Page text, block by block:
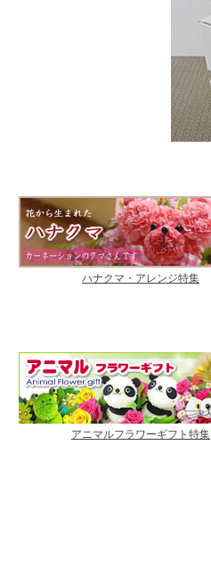
ハナクマ・アレンジ特集
アニマルフラワーギフト特集